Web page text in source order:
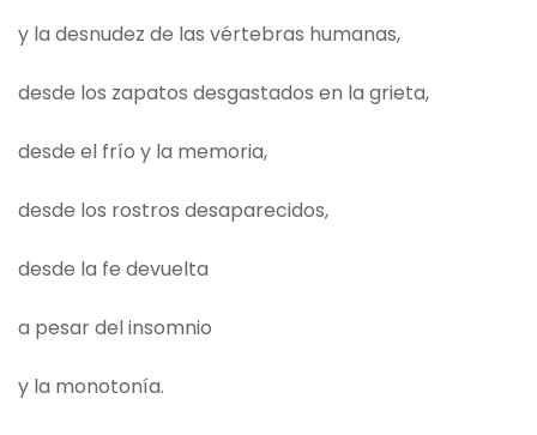
y la desnudez de las vértebras humanas,
desde los zapatos desgastados en la grieta,
desde el frío y la memoria,
desde los rostros desaparecidos,
desde la fe devuelta
a pesar del insomnio
y la monotonía.